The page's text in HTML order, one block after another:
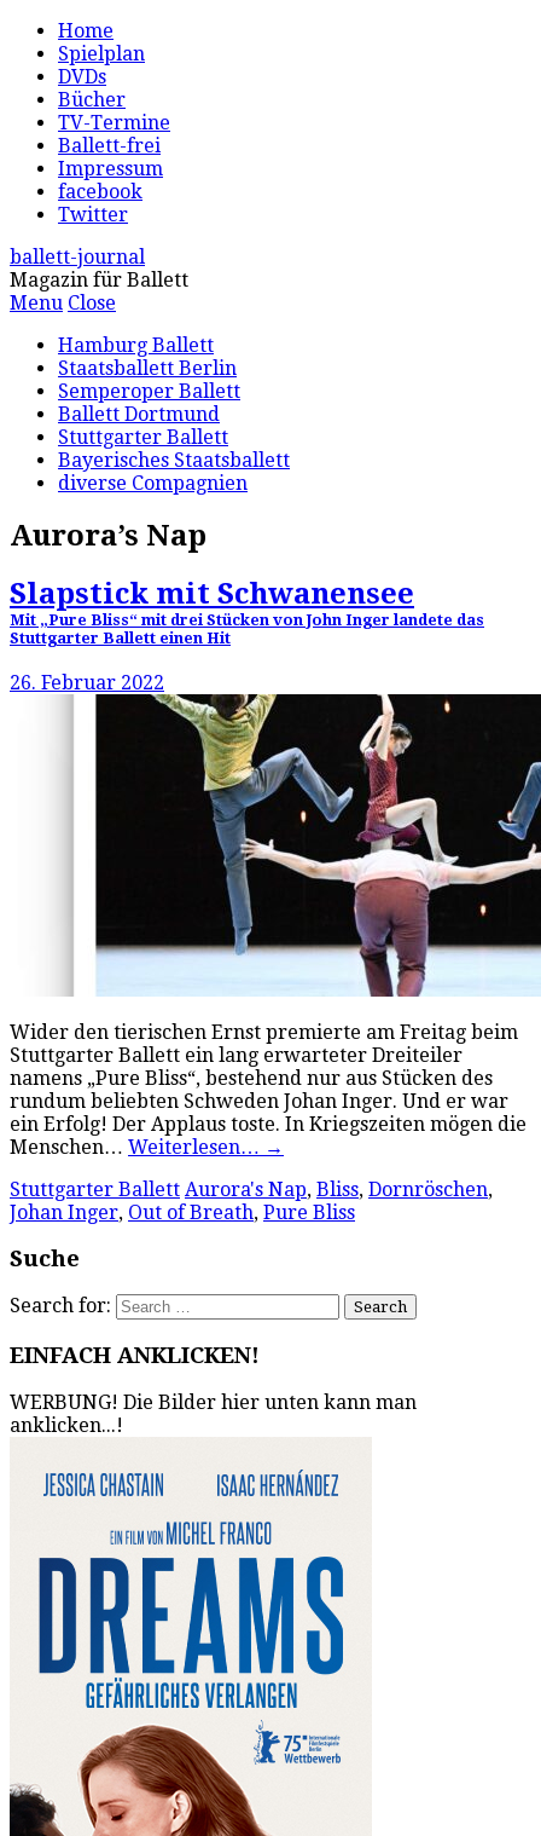
Home
Spielplan
DVDs
Bücher
TV-Termine
Ballett-frei
Impressum
facebook
Twitter
ballett-journal
Magazin für Ballett
Menu Close
Hamburg Ballett
Staatsballett Berlin
Semperoper Ballett
Ballett Dortmund
Stuttgarter Ballett
Bayerisches Staatsballett
diverse Compagnien
Aurora’s Nap
Slapstick mit Schwanensee
Mit „Pure Bliss“ mit drei Stücken von John Inger landete das
Stuttgarter Ballett einen Hit
26. Februar 2022
Wider den tierischen Ernst premierte am Freitag beim
Stuttgarter Ballett ein lang erwarteter Dreiteiler
namens „Pure Bliss“, bestehend nur aus Stücken des
rundum beliebten Schweden Johan Inger. Und er war
ein Erfolg! Der Applaus toste. In Kriegszeiten mögen die
Menschen… Weiterlesen… →
Stuttgarter Ballett Aurora's Nap, Bliss, Dornröschen,
Johan Inger, Out of Breath, Pure Bliss
Suche
Search for:
EINFACH ANKLICKEN!
WERBUNG! Die Bilder hier unten kann man
anklicken...!